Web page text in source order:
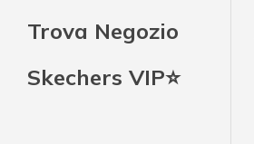
Trova Negozio
Skechers VIP⭐